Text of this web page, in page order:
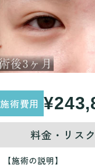
施術費用
料金・リス
【施術の説明】